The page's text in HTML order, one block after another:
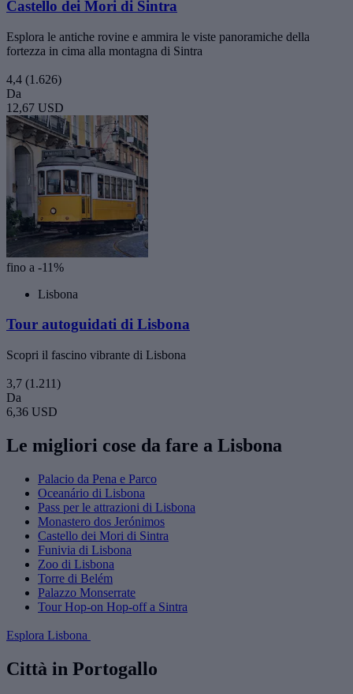
Castello dei Mori di Sintra
Esplora le antiche rovine e ammira le viste panoramiche della
fortezza in cima alla montagna di Sintra
4,4 (1.626)
Da
12,67 USD
fino a -11%
Lisbona
Tour autoguidati di Lisbona
Scopri il fascino vibrante di Lisbona
3,7 (1.211)
Da
6,36 USD
Le migliori cose da fare a Lisbona
Palacio da Pena e Parco
Oceanário di Lisbona
Pass per le attrazioni di Lisbona
Monastero dos Jerónimos
Castello dei Mori di Sintra
Funivia di Lisbona
Zoo di Lisbona
Torre di Belém
Palazzo Monserrate
Tour Hop-on Hop-off a Sintra
Esplora Lisbona
Città in Portogallo